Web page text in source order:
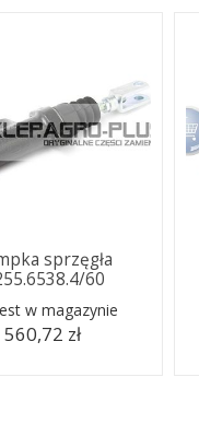
sprzęgła
60
w magazynie
560,72 zł